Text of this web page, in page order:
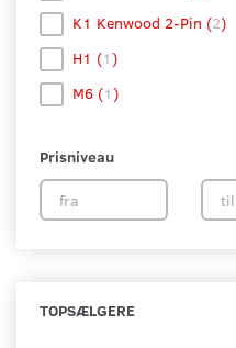
K1 Kenwood 2-Pin (2)
H1 (1)
M6 (1)
Prisniveau
TOPSÆLGERE